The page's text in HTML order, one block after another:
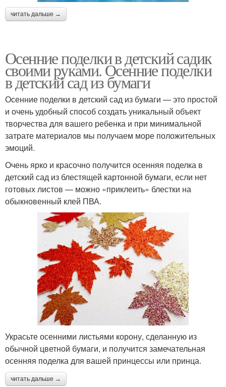
читать дальше →
Осенние поделки в детский садик
своими руками. Осенние поделки
в детский сад из бумаги
Осенние поделки в детский сад из бумаги — это простой
и очень удобный способ создать уникальный объект
творчества для вашего ребенка и при минимальной
затрате материалов мы получаем море положительных
эмоций.
Очень ярко и красочно получится осенняя поделка в
детский сад из блестящей картонной бумаги, если нет
готовых листов — можно «приклеить» блестки на
обыкновенный клей ПВА.
Украсьте осенними листьями корону, сделанную из
обычной цветной бумаги, и получится замечательная
осенняя поделка для вашей принцессы или принца.
читать дальше →